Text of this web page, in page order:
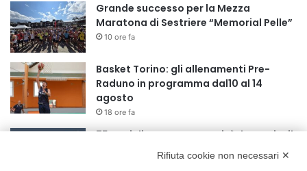
Grande successo per la Mezza
Maratona di Sestriere “Memorial Pelle”
10 ore fa
Basket Torino: gli allenamenti Pre-
Raduno in programma dal10 al 14
agosto
18 ore fa
75 anni di INFN. La comunità, la storia, il
futuro della ricerca in fisica
fondamentale in Italia
Rifiuta cookie non necessari ✕